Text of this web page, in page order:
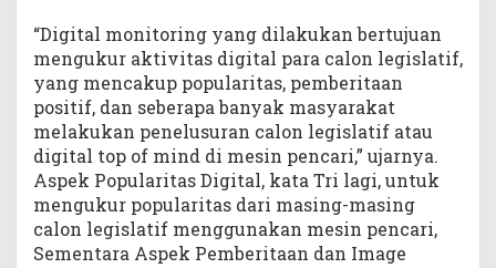
“Digital monitoring yang dilakukan bertujuan
mengukur aktivitas digital para calon legislatif,
yang mencakup popularitas, pemberitaan
positif, dan seberapa banyak masyarakat
melakukan penelusuran calon legislatif atau
digital top of mind di mesin pencari,” ujarnya.
Aspek Popularitas Digital, kata Tri lagi, untuk
mengukur popularitas dari masing-masing
calon legislatif menggunakan mesin pencari,
Sementara Aspek Pemberitaan dan Image